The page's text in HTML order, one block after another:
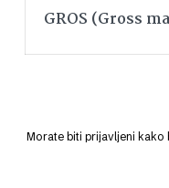
GROS (Gross
Morate biti prijavljeni